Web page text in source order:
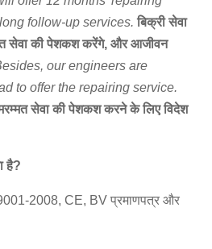
follow-up services. बिक्री सेवा
सेवा की पेशकश करेंगे, और आजीवन
our engineers are
to offer the repairing service.
सेवा की पेशकश करने के लिए विदेश
है?
2008, CE, BV प्रमाणपत्र और